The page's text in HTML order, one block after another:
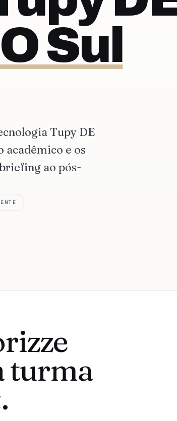
Sul
Tupy DE
acadêmico e os
ao pós-
turma
.